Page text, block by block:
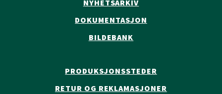
NYHETSARKIV
DOKUMENTASJON
BILDEBANK
PRODUKSJONSSTEDER
RETUR OG REKLAMASJONER